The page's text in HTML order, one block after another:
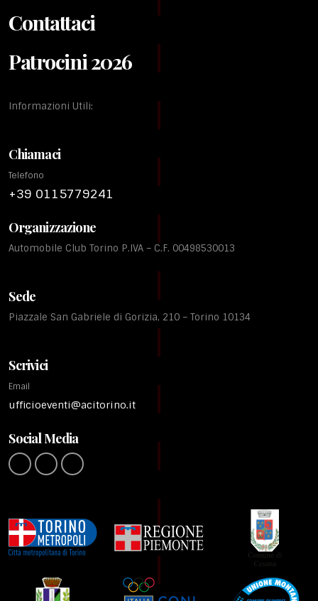
Contattaci
Patrocini 2026
Informazioni Utili:
Chiamaci
Telefono
+39 0115779241
Organizzazione
Automobile Club Torino P.IVA – C.F. 00498530013
Sede
Piazzale San Gabriele di Gorizia, 210 – Torino 10134
Scrivici
Email
ufficioeventi@acitorino.it
Social Media